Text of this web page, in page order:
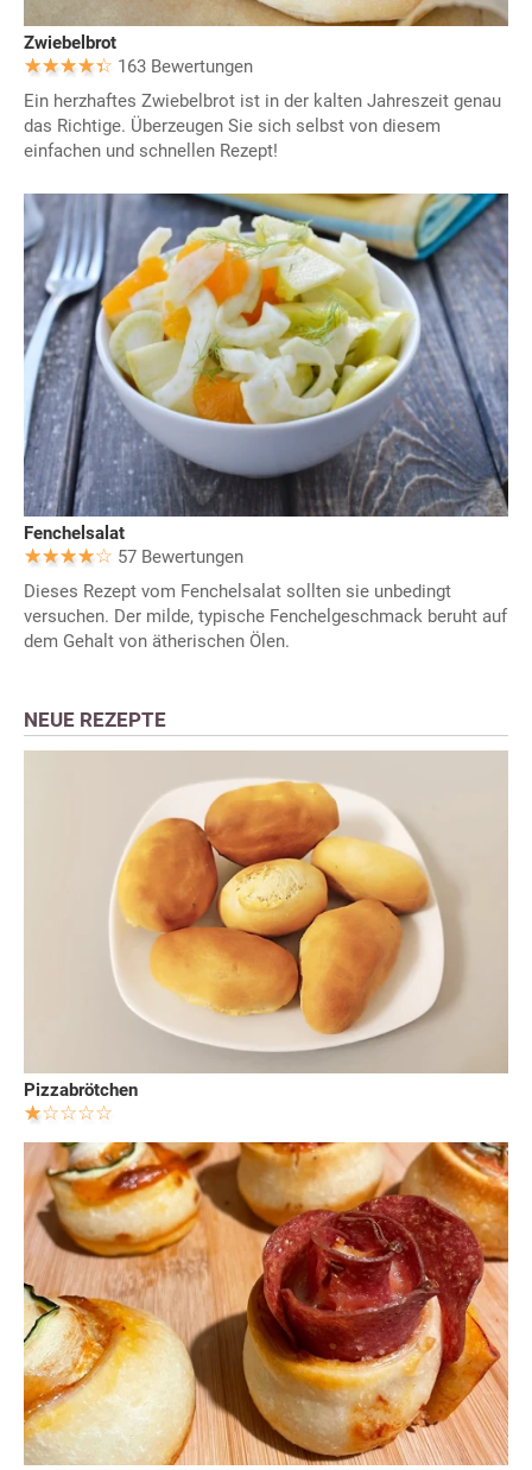
Zwiebelbrot
163 Bewertungen
Ein herzhaftes Zwiebelbrot ist in der kalten Jahreszeit genau
das Richtige. Überzeugen Sie sich selbst von diesem
einfachen und schnellen Rezept!
Fenchelsalat
57 Bewertungen
Dieses Rezept vom Fenchelsalat sollten sie unbedingt
versuchen. Der milde, typische Fenchelgeschmack beruht auf
dem Gehalt von ätherischen Ölen.
NEUE REZEPTE
Pizzabrötchen